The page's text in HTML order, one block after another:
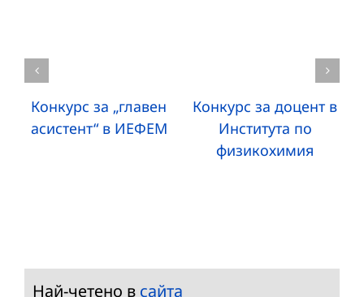
Конкурс за „главен
асистент“ в ИЕФЕМ
Конкурс за доцент в
Института по
физикохимия
Най-четено в сайта